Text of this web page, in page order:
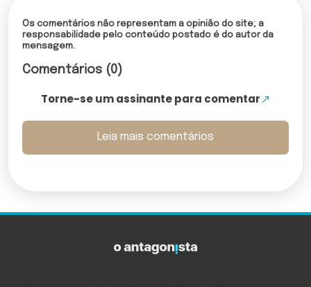
Os comentários não representam a opinião do site; a
responsabilidade pelo conteúdo postado é do autor da
mensagem.
Comentários (0)
Torne-se um assinante para comentar
Leia mais comentários